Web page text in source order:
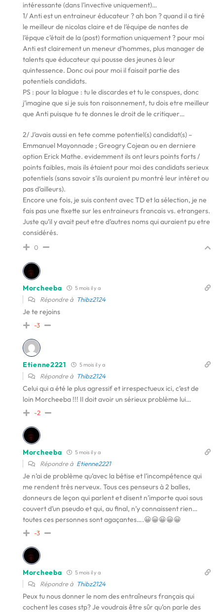
intéressante (dans l’invective uniquement)…
1/ Anti est un entraineur éducateur ? ah bon ? quand il a tiré
le meilleur de nicolas claire et de l’équipe de nantes de
l’épque c’était de la (post) formation uniquement ? pour moi
Anti est clairement un meneur d’hommes, plus manager de
talents que éducateur qui pousse des jeunes à leur
quintessence. Donc oui pour moi il faisait partie des
potentiels candidats.
PS : pour la blague : tu le discardes et tu le conspues, donc
j’imagine que si je suis ton raisonnement, tu dois etre meilleur
que Anti puisque tu te donnes le droit de le critiquer…
2/ J’avais aussi en tete comme potentiel(s) candidat(s) –
Emmanuel Mayonnade ; Greogry Cojean ou en derniere
option Erick Mathe. evidemment ils ont leurs points forts /
points faibles, mais ils étaient pour moi des candidats serieux
potentiels (sans savoir s’ils auraient pu montré leur intéret ou
pas d’ailleurs).
Encore une fois, je suis content avec TD et la sélection, je ne
fais pas une fixette sur les entraineurs francais vs. etrangers.
Juste qu’il y avait peut etre d’autres noms qui auraient pu etre
considérés.
0
Morcheeba 5 mois il y a
Répondre à Thibz2124
Je te rejoins
-3
Etienne2221 5 mois il y a
Répondre à Thibz2124
Celui qui a été le plus agressif et irrespectueux ici, c’est de
loin Morcheeba !!! Il doit avoir un sérieux problème lui…
-2
Morcheeba 5 mois il y a
Répondre à Etienne2221
Je n’ai de problème qu’avec la bétise et l’incompétence qui
me rendent très nerveux. Tous ces penseurs à 2 balles,
donneurs de leçon qui parlent et disent n’importe quoi sous
couvert d’un pseudo et qui, au final, n’y connaissent rien…
toutes ces personnes sont agaçantes….😀😀😀😀😀
-3
Morcheeba 5 mois il y a
Répondre à Thibz2124
Peux tu nous donner le nom des entraîneurs français qui
cochent les cases stp? Je voudrais être sûr qu’on parle des